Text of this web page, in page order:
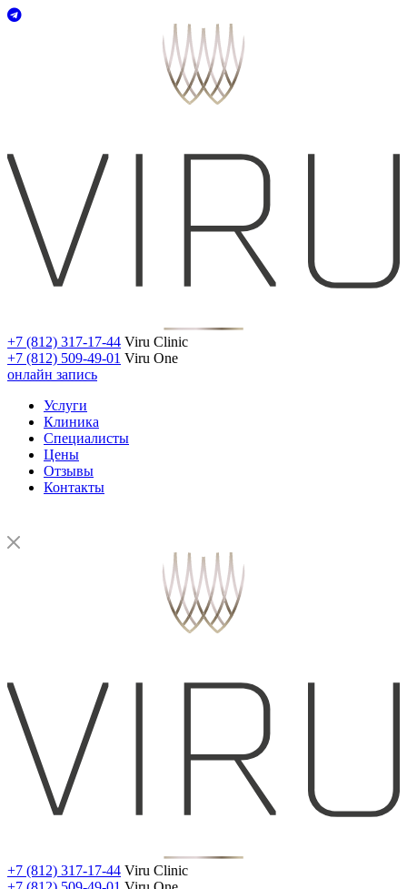
+7 (812) 317-17-44 Viru Clinic
+7 (812) 509-49-01 Viru One
онлайн запись
Услуги
Клиника
Специалисты
Цены
Отзывы
Контакты
+7 (812) 317-17-44 Viru Clinic